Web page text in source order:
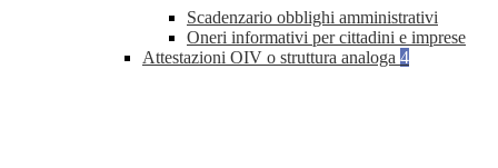
Scadenzario obblighi amministrativi
Oneri informativi per cittadini e imprese
Attestazioni OIV o struttura analoga 4